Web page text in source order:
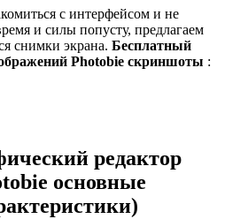
с интерфейсом и не
и силы попусту, предлагаем
снимки экрана. Бесплатный
Photobie скриншоты :
редактор
основные